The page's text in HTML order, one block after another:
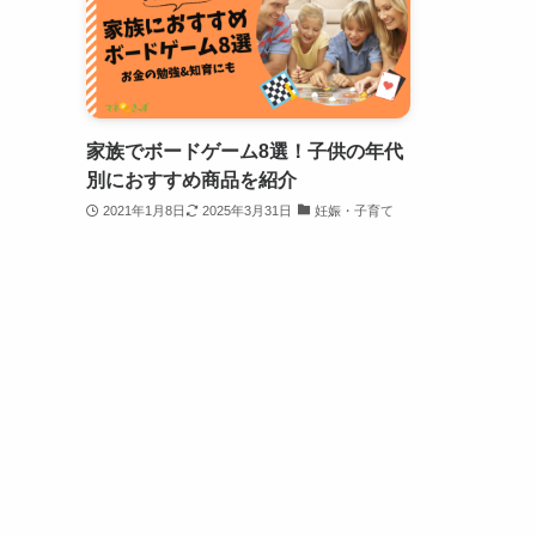
家族でボードゲーム8選！子供の年代
別におすすめ商品を紹介
2021年1月8日 2025年3月31日 妊娠・子育て